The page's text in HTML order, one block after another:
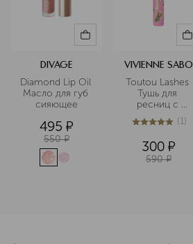
DIVAGE
Diamond Lip Oil
Масло для губ
сияющее
495 ¤
550 ¤
VIVIENNE SABO
Toutou Lashes
Тушь для
ресниц c
эффектом
разделения и
5из 51 (1)
300 ¤
590 ¤